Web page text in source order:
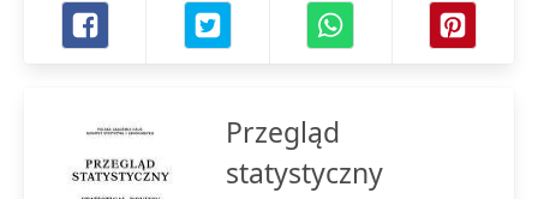
Przegląd
statystyczny